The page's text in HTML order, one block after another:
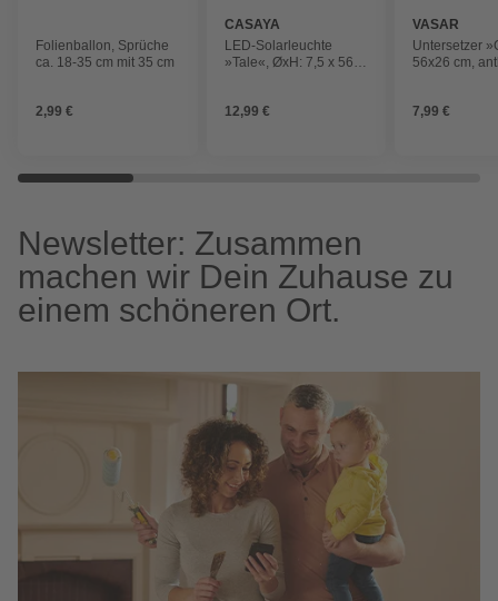
Folienballon, Sprüche
ca. 18-35 cm mit 35 cm
2,99 €
CASAYA
LED-Solarleuchte
»Tale«, ØxH: 7,5 x 56
12,99 €
VASAR
Untersetzer
56x26 cm,
7,99 €
Newsletter: Zusammen
machen wir Dein Zuhause zu
einem schöneren Ort.